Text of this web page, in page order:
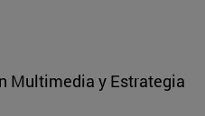
Multimedia y Estrategia